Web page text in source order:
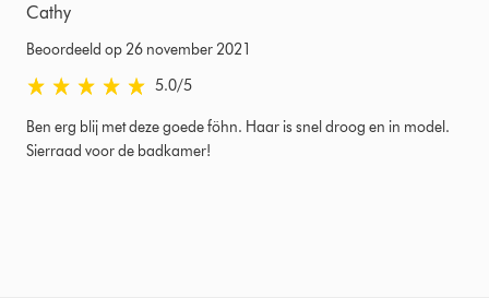
Cathy
Beoordeeld op 26 november 2021
5.0 sterren van 5 van Beoordeeld op 26 november 2021 Ratings
5.0/5
Ben erg blij met deze goede föhn. Haar is snel droog en in model.
Sierraad voor de badkamer!